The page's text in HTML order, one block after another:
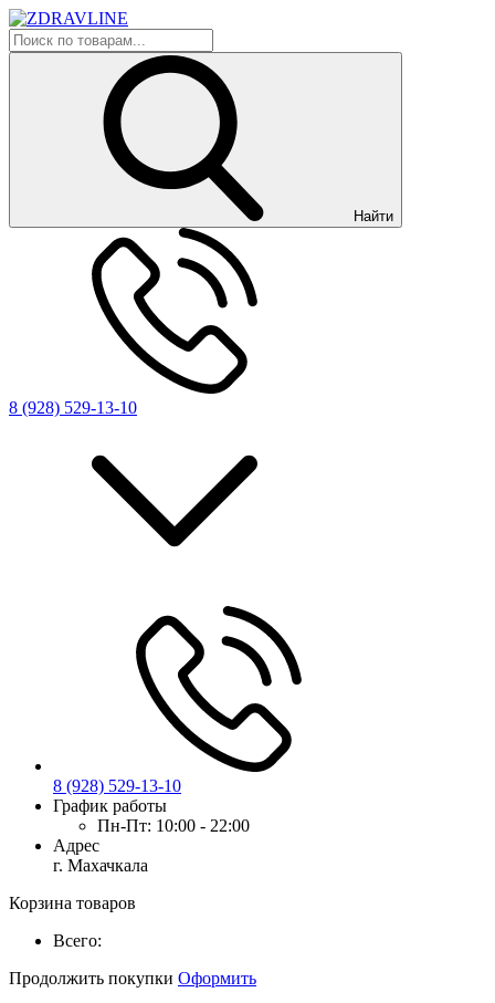
Найти
8 (928) 529-13-10
8 (928) 529-13-10
График работы
Пн-Пт: 10:00 - 22:00
Адрес
г. Махачкала
Корзина товаров
Всего:
Продолжить покупки Оформить